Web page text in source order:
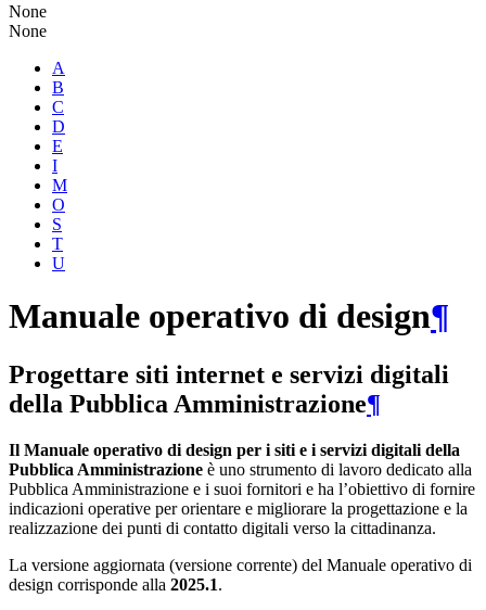
None
None
A
B
C
D
E
I
M
O
S
T
U
Manuale operativo di design¶
Progettare siti internet e servizi digitali
della Pubblica Amministrazione¶
Il Manuale operativo di design per i siti e i servizi digitali della
Pubblica Amministrazione è uno strumento di lavoro dedicato alla
Pubblica Amministrazione e i suoi fornitori e ha l’obiettivo di fornire
indicazioni operative per orientare e migliorare la progettazione e la
realizzazione dei punti di contatto digitali verso la cittadinanza.
La versione aggiornata (versione corrente) del Manuale operativo di
design corrisponde alla 2025.1.